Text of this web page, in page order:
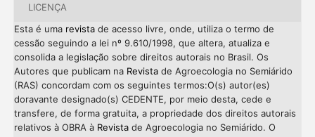
LICENÇA
Esta é uma revistade acesso livre, onde, utiliza o termo de
cessão seguindo a lei nº 9.610/1998, que altera, atualiza e
consolida a legislação sobre direitos autorais no Brasil. Os
Autores que publicam na Revistade Agroecologia no Semiárido
(RAS) concordam com os seguintes termos:O(s) autor(es)
doravante designado(s) CEDENTE, por meio desta, cede e
transfere, de forma gratuita, a propriedade dos direitos autorais
relativos à OBRA à Revistade Agroecologia no Semiárido. O